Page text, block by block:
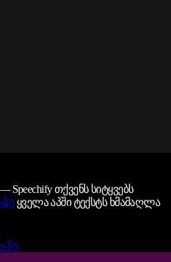
თქვენს სიტყვებს
ზეყველა აპში ტექსტს ხმამაღლა
ზე